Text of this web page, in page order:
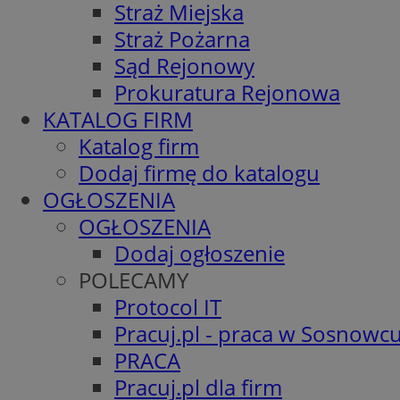
Straż Miejska
Straż Pożarna
Sąd Rejonowy
Prokuratura Rejonowa
KATALOG FIRM
Katalog firm
Dodaj firmę do katalogu
OGŁOSZENIA
OGŁOSZENIA
Dodaj ogłoszenie
POLECAMY
Protocol IT
Pracuj.pl - praca w
PRACA
Pracuj.pl dla firm